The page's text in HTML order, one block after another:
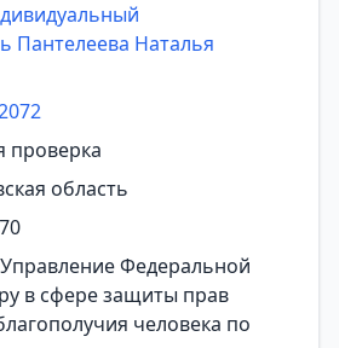
Пантелеева Наталья
проверка
область
Управление Федеральной
в сфере защиты прав
человека по